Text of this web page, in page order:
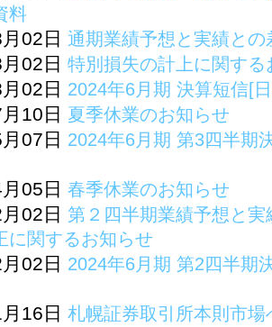
料
02日 通期業績予想と実績と
02日 特別損失の計上に関する
02日 2024年6月期 決算短信[
10日 夏季休業のお知らせ
07日 2024年6月期 第3四半期
05日 春季休業のお知らせ
02日 第２四半期業績予想と
に関するお知らせ
02日 2024年6月期 第2四半期
16日 札幌証券取引所本則市